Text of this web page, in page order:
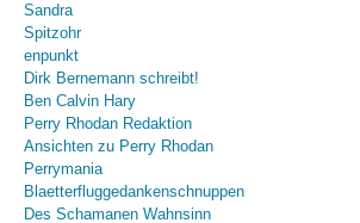
Sandra
Spitzohr
enpunkt
Dirk Bernemann schreibt!
Ben Calvin Hary
Perry Rhodan Redaktion
Ansichten zu Perry Rhodan
Perrymania
Blaetterfluggedankenschnuppen
Des Schamanen Wahnsinn